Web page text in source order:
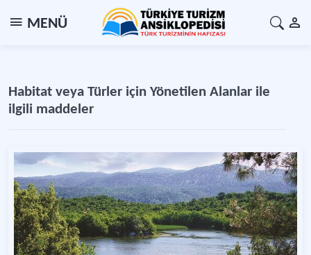
MENÜ
Habitat veya Türler için Yönetilen Alanlar ile
ilgili maddeler